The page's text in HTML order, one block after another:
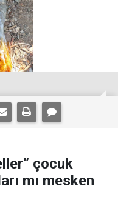
çocuk
mı mesken